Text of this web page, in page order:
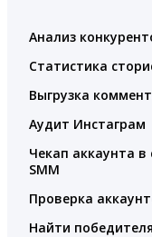
Анализ
Статистика
Выгрузка
Аудит Инстаграм
Чекап аккаунта в
SMM
Проверка
Найти